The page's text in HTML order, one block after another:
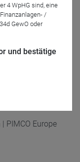
PIMCO Europe
4 WpHG sind, eine
/
GewO oder
und bestätige